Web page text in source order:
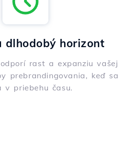
dlhodobý horizont
rast a expanziu vašej
prebrandingovania, keď sa
v priebehu času.